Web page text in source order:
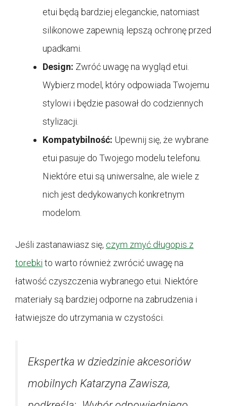
etui będą bardziej eleganckie, natomiast
silikonowe zapewnią lepszą ochronę przed
upadkami.
Design: Zwróć uwagę na wygląd etui.
Wybierz model, który odpowiada Twojemu
stylowi i będzie pasował do codziennych
stylizacji.
Kompatybilność: Upewnij się, że wybrane
etui pasuje do Twojego modelu telefonu.
Niektóre etui są uniwersalne, ale wiele z
nich jest dedykowanych konkretnym
modelom.
Jeśli zastanawiasz się, czym zmyć długopis z
torebki to warto również zwrócić uwagę na
łatwość czyszczenia wybranego etui. Niektóre
materiały są bardziej odporne na zabrudzenia i
łatwiejsze do utrzymania w czystości.
Ekspertka w dziedzinie akcesoriów
mobilnych Katarzyna Zawisza,